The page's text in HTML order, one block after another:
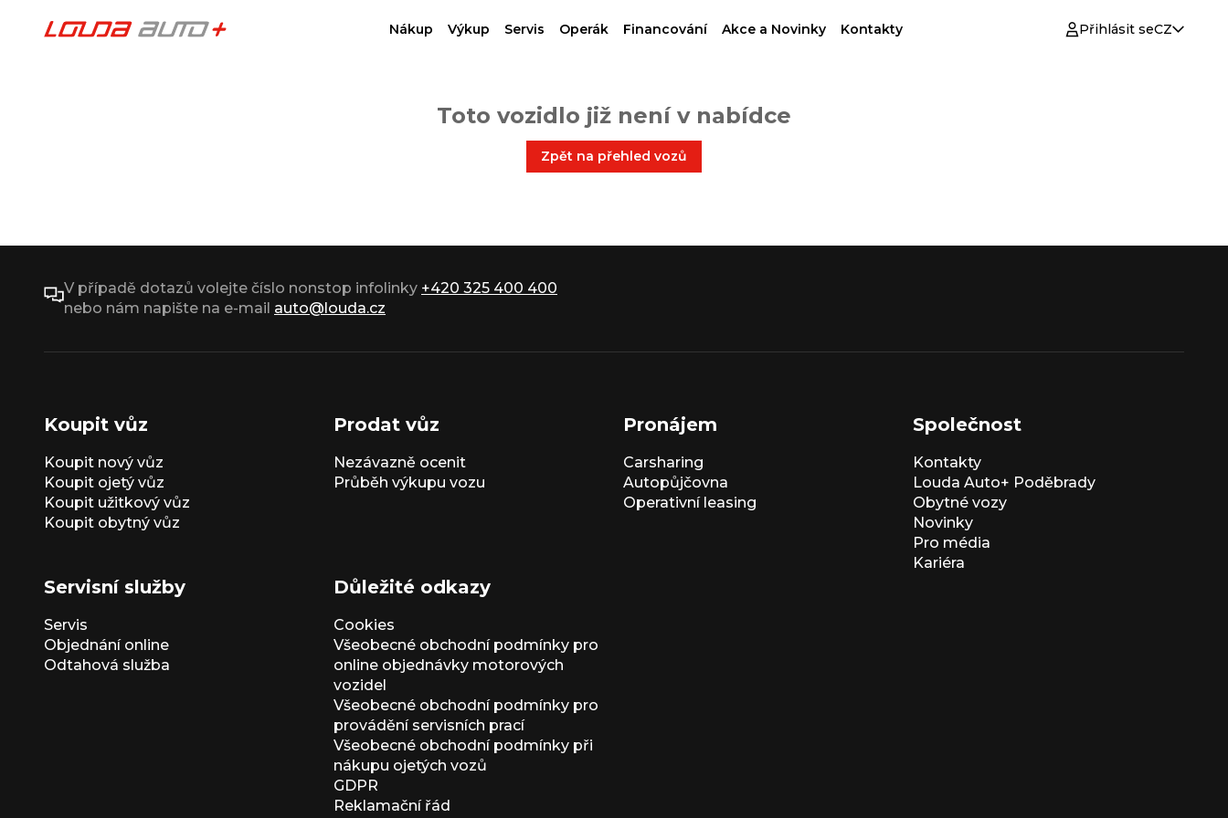
Nákup Výkup Servis Operák Financování Akce a Novinky Kontakty Přihlásit seCZ
Toto vozidlo již není v nabídce
Zpět na přehled vozů
V případě dotazů volejte číslo nonstop infolinky +420 325 400 400
nebo nám napište na e-mail auto@louda.cz
Koupit vůz
Koupit nový vůz
Koupit ojetý vůz
Koupit užitkový vůz
Koupit obytný vůz
Prodat vůz
Nezávazně ocenit
Průběh výkupu vozu
Pronájem
Carsharing
Autopůjčovna
Operativní leasing
Společnost
Kontakty
Louda Auto+ Poděbrady
Obytné vozy
Novinky
Pro média
Kariéra
Servisní služby
Servis
Objednání online
Odtahová služba
Důležité odkazy
Cookies
Všeobecné obchodní podmínky pro
online objednávky motorových
vozidel
Všeobecné obchodní podmínky pro
provádění servisních prací
Všeobecné obchodní podmínky při
nákupu ojetých vozů
GDPR
Reklamační řád